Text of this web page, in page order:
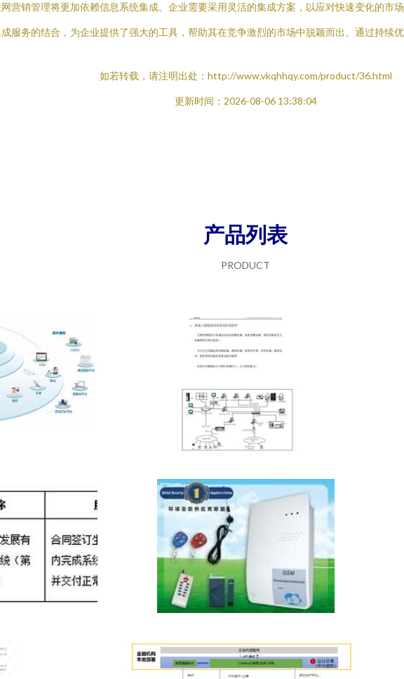
营销管理将更加依赖信息系统集成。企业需要采用灵活的集成方案，以应对快速变化的市场
服务的结合，为企业提供了强大的工具，帮助其在竞争激烈的市场中脱颖而出。通过持续
如若转载，请注明出处：http://www.vkqhhqy.com/product/36.html
更新时间：2026-08-06 13:38:04
产品列表
PRODUCT